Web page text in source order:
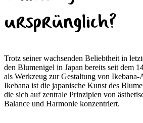
ursprünglich?
Trotz seiner wachsenden Beliebtheit in
den Blumenigel in Japan bereits seit dem
als Werkzeug zur Gestaltung von Ikebana-
Ikebana ist die japanische Kunst des
die sich auf zentrale Prinzipien von
Balance und Harmonie konzentriert.